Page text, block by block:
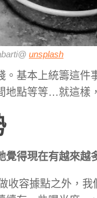
unsplash
。基本上統籌這
點等等…就這樣
覺得現在有越來越
容據點之外，